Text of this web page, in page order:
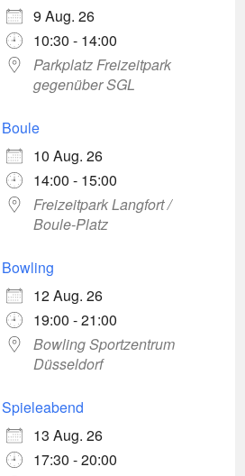
9 Aug. 26
10:30 - 14:00
Parkplatz Freizeitpark
gegenüber SGL
Boule
10 Aug. 26
14:00 - 15:00
Freizeitpark Langfort /
Boule-Platz
Bowling
12 Aug. 26
19:00 - 21:00
Bowling Sportzentrum
Düsseldorf
Spieleabend
13 Aug. 26
17:30 - 20:00